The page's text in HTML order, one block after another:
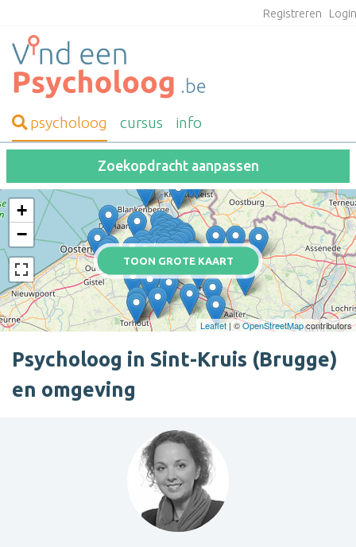
Registreren
psycholoog cursus info
Zoekopdracht aanpassen
TOON GROTE KAART
+
−
Leaflet| ©OpenStreetMapcontributors
Psycholoog in Sint-Kruis (Brugge)
en omgeving